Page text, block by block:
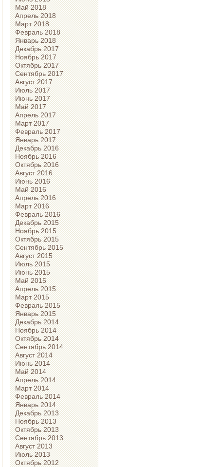
Май 2018
Апрель 2018
Март 2018
Февраль 2018
Январь 2018
Декабрь 2017
Ноябрь 2017
Октябрь 2017
Сентябрь 2017
Август 2017
Июль 2017
Июнь 2017
Май 2017
Апрель 2017
Март 2017
Февраль 2017
Январь 2017
Декабрь 2016
Ноябрь 2016
Октябрь 2016
Август 2016
Июнь 2016
Май 2016
Апрель 2016
Март 2016
Февраль 2016
Декабрь 2015
Ноябрь 2015
Октябрь 2015
Сентябрь 2015
Август 2015
Июль 2015
Июнь 2015
Май 2015
Апрель 2015
Март 2015
Февраль 2015
Январь 2015
Декабрь 2014
Ноябрь 2014
Октябрь 2014
Сентябрь 2014
Август 2014
Июнь 2014
Май 2014
Апрель 2014
Март 2014
Февраль 2014
Январь 2014
Декабрь 2013
Ноябрь 2013
Октябрь 2013
Сентябрь 2013
Август 2013
Июль 2013
Октябрь 2012